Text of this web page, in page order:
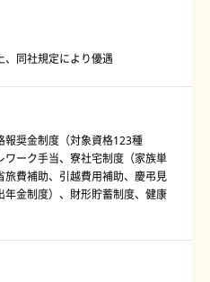
同社規定により優遇
報奨金制度（対象資格123種
ーク手当、寮社宅制度（家族単
費補助、引越費用補助、慶弔見
金制度）、財形貯蓄制度、健康